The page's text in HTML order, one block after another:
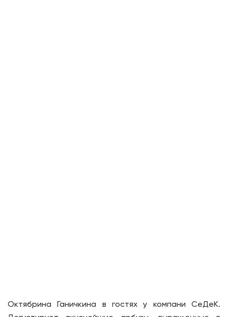
Октябрина Ганичкина в гостях у компани СеДеК.